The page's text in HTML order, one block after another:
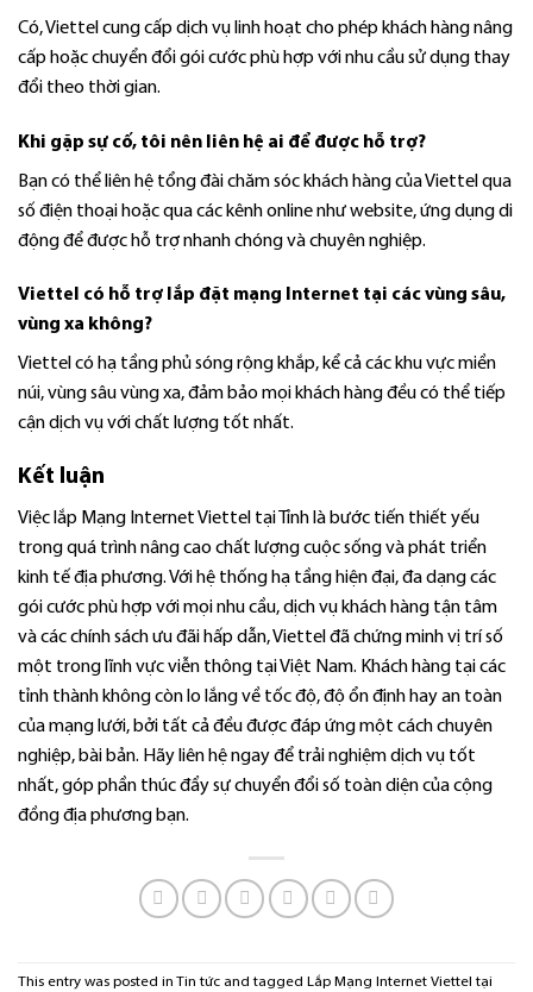
Có, Viettel cung cấp dịch vụ linh hoạt cho phép khách hàng nâng
cấp hoặc chuyển đổi gói cước phù hợp với nhu cầu sử dụng thay
đổi theo thời gian.
Khi gặp sự cố, tôi nên liên hệ ai để được hỗ trợ?
Bạn có thể liên hệ tổng đài chăm sóc khách hàng của Viettel qua
số điện thoại hoặc qua các kênh online như website, ứng dụng di
động để được hỗ trợ nhanh chóng và chuyên nghiệp.
Viettel có hỗ trợ lắp đặt mạng Internet tại các vùng sâu,
vùng xa không?
Viettel có hạ tầng phủ sóng rộng khắp, kể cả các khu vực miền
núi, vùng sâu vùng xa, đảm bảo mọi khách hàng đều có thể tiếp
cận dịch vụ với chất lượng tốt nhất.
Kết luận
Việc lắp Mạng Internet Viettel tại Tỉnh là bước tiến thiết yếu
trong quá trình nâng cao chất lượng cuộc sống và phát triển
kinh tế địa phương. Với hệ thống hạ tầng hiện đại, đa dạng các
gói cước phù hợp với mọi nhu cầu, dịch vụ khách hàng tận tâm
và các chính sách ưu đãi hấp dẫn, Viettel đã chứng minh vị trí số
một trong lĩnh vực viễn thông tại Việt Nam. Khách hàng tại các
tỉnh thành không còn lo lắng về tốc độ, độ ổn định hay an toàn
của mạng lưới, bởi tất cả đều được đáp ứng một cách chuyên
nghiệp, bài bản. Hãy liên hệ ngay để trải nghiệm dịch vụ tốt
nhất, góp phần thúc đẩy sự chuyển đổi số toàn diện của cộng
đồng địa phương bạn.
This entry was posted in Tin tức and tagged Lắp Mạng Internet Viettel tại